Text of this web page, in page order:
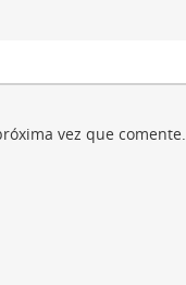
vez que comente.